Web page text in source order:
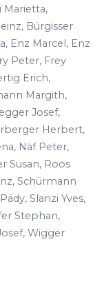
Marietta,
Bürgisser
Enz Marcel, Enz
Peter, Frey
Erich,
Margith,
Josef,
Herbert,
Näf Peter,
Susan, Roos
Schürmann
Slanzi Yves,
Stephan,
Wigger